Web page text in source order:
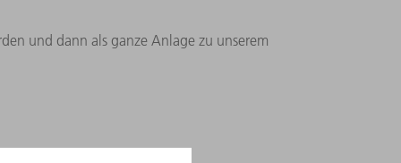
und dann als ganze Anlage zu unserem